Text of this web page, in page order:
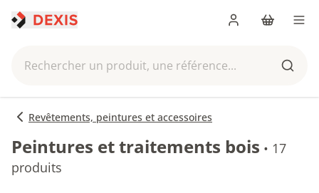
Rechercher un produit, une référence...
Panier
Revêtements, peintures et accessoires
Peintures et traitements bois • 17
produits